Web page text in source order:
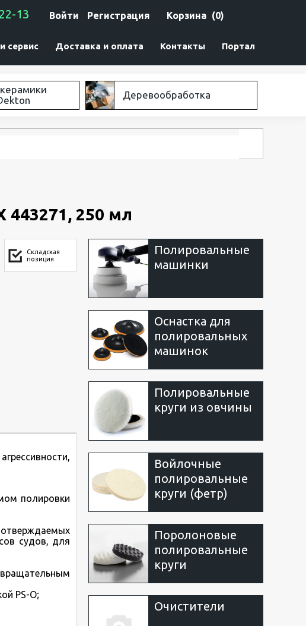
Войти Регистрация Корзина (0)
13
Портал
Контакты
Доставка и оплата
сервис
Деревообработка
443271, 250 мл
Складская
позиция
полировки
судов, для
PS-O;
Полировальные
машинки
Оснастка для
полировальных
машинок
Полировальные
круги из овчины
Войлочные
полировальные
круги (фетр)
Поролоновые
полировальные
круги
Очистители